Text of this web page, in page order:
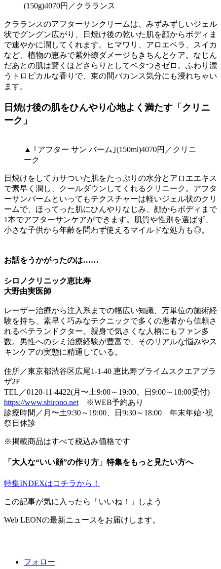
(150g)4070円／クラランス
クラランスのアフターサンクリームは、みずみずしいジェル
状でグングン広がり、日焼け後の乾いた肌を顔からボディま
で速やかに潤してくれます。ヒマワリ、アロエベラ、スイカ
など、植物の恵みで紫外線ダメージもきちんとケア。なじん
だあとの肌は驚くほどさらりとしてベタつきゼロ。ふわり漂
うトロピカルな香りで、束の間バカンス気分にも浸れちゃい
ます。
日焼け後の肌をひんやり心地よく満たす「クリニ
ーク」
▲ ｢アフター サン バーム｣(150ml)4070円／クリニ
ーク
日焼けをしてカサついた肌をたっぷりの水分とアロエエキス
で素早く潤し、クールダウンしてくれるクリニーク。アフタ
ーサンバームといってもテクスチャーは軽いジェル状のクリ
ームで、ほってった肌にひんやりなじみ、顔からボディまで
1本でアフターサンケアができます。肌質や性別を選ばず、
小さな子供から年齢を問わず使えるマイルドな処方も◎。
お話をうかがったのは……
シロノクリニック恵比寿
大野由実医師
レーザー治療から注入系までの幅広い知識、万単位の施術経
験を持ち、素早く巧みなテクニックで多くの患者から信頼さ
れるベテランドクター。親身で気さくな人柄にもファン多
数。男性へのシミ治療経験が豊富で、そのリアルな悩みやス
キンケアの実態に精通している。
住所／東京都渋谷区広尾1-1-40 恵比寿プライムスクエアプラ
ザ2F
TEL／0120-11-4422(月〜土9:00～19:00、日9:00～18:00受付)
https://www.shirono.net ※WEB予約あり
診療時間／月〜土9:30～19:00、日9:30～18:00 年末年始･祝
祭日休診
※掲載商品はすべて税込み価格です
「大人な“いい顔”の作り方」特集をもっと見たい方へ
特集INDEXはコチラから！
この記事が気に入ったら「いいね！」しよう
Web LEONの最新ニュースをお届けします。
フォロー